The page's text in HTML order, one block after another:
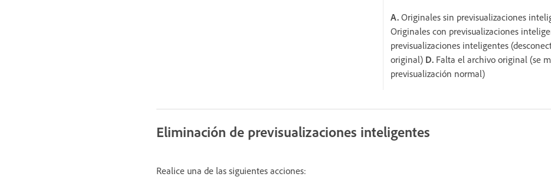
A.Originales sin previsualizaciones
Originales con previsualizaciones
previsualizaciones inteligentes
original) D.Falta el archivo original (se
previsualización normal)
Eliminación de previsualizaciones inteligentes
Realice una de las siguientes acciones: